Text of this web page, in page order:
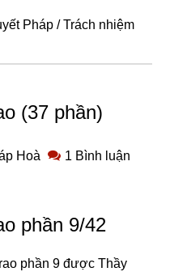
Pháp /Trách nhiệm
(37 phần)
Hoà 1 Bình luận
phần 9/42
phần 9 đượcThầy